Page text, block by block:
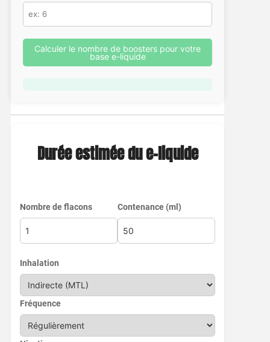
Calculer le nombre de boosters pour votre
base e-liquide
Durée estimée du e-liquide
Nombre de flacons Contenance (ml)
Inhalation
Fréquence